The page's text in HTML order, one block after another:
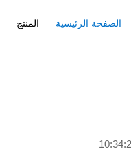
الصفحة الرئيسية المنتج